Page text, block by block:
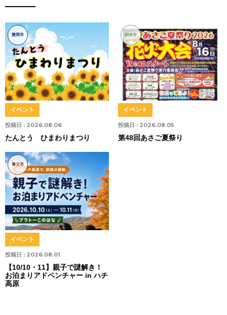
豊岡市
投稿日 : 2026.08.06
イベント
たんとう ひまわりまつり
朝来市
投稿日 : 2026.08.05
イベント
第48回あさご夏祭り
養父市
投稿日 : 2026.08.01
イベント
【10/10・11】親子で謎解き！
お泊まりアドベンチャー in ハチ
高原